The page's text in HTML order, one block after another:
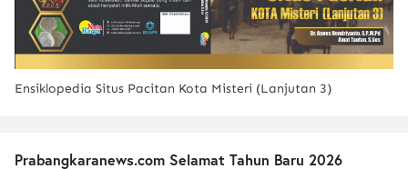
Ensiklopedia Situs Pacitan Kota Misteri (Lanjutan 3)
Prabangkaranews.com Selamat Tahun Baru 2026